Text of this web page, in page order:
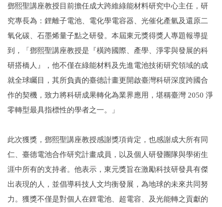
鄧熙聖講座教授目前擔任成大跨維綠能材料研究中心主任，研
究專長為：鋰離子電池、電化學電容器、光催化產氫及還原二
氧化碳、石墨烯量子點之研發。本屆東元獎得獎人專題報導提
到，「鄧熙聖講座教授是『橫跨國際、產學、淨零與發展的科
研搭橋人』，他不僅在綠能材料及先進電池技術研究領域的成
就全球矚目，其所負責的臺德計畫更開啟臺灣科研深度跨國合
作的契機，致力將科研成果轉化為業界應用，堪稱臺灣 2050 淨
零轉型最具指標性的學者之一。」
此次獲獎，鄧熙聖講座教授感謝獎項肯定，也感謝成大所有同
仁、臺德電池合作研究計畫成員，以及個人研發團隊與學術生
涯中所有的支持者。他表示，東元獎旨在激勵科技研發具有傑
出表現的人，並倡導科技人文均衡發展，為地球的未來共同努
力。獲獎不僅是對個人在鋰電池、超電容、及光能轉之貢獻的